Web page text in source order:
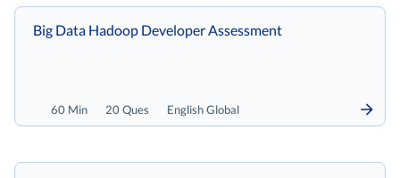
60 Min 20 Ques English Global
Big Data Hadoop Developer Assessment